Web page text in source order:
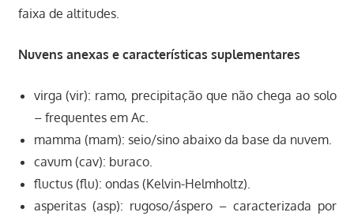
faixa de altitudes.
Nuvens anexas e características suplementares
virga (vir): ramo, precipitação que não chega ao solo
– frequentes em Ac.
mamma (mam): seio/sino abaixo da base da nuvem.
cavum (cav): buraco.
fluctus (flu): ondas (Kelvin-Helmholtz).
asperitas (asp): rugoso/áspero – caracterizada por